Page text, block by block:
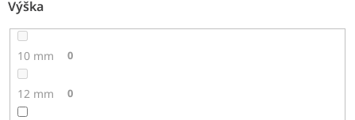
Výška
10 mm 0
12 mm 0